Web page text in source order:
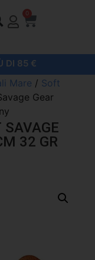
0
DI 85 €
Mare / Soft
Gear
32 GR